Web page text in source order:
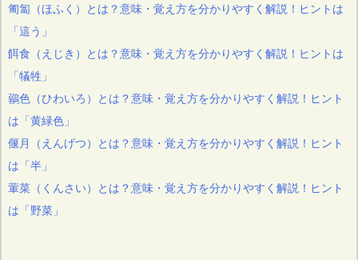
匍匐（ほふく）とは？意味・覚え方を分かりやすく解説！ヒントは
「這う」
餌食（えじき）とは？意味・覚え方を分かりやすく解説！ヒントは
「犠牲」
鶸色（ひわいろ）とは？意味・覚え方を分かりやすく解説！ヒント
は「黄緑色」
偃月（えんげつ）とは？意味・覚え方を分かりやすく解説！ヒント
は「半」
葷菜（くんさい）とは？意味・覚え方を分かりやすく解説！ヒント
は「野菜」